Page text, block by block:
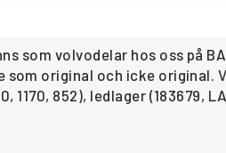
som volvodelar hos oss på
som original och icke
1170, 852), ledlager